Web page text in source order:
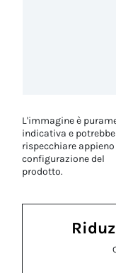
L'immagine è
indicativa e
rispecchiare appieno
configurazione del
prodotto.